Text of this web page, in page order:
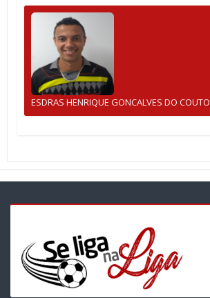
ESDRAS HENRIQUE GONCALVES DO COUTO